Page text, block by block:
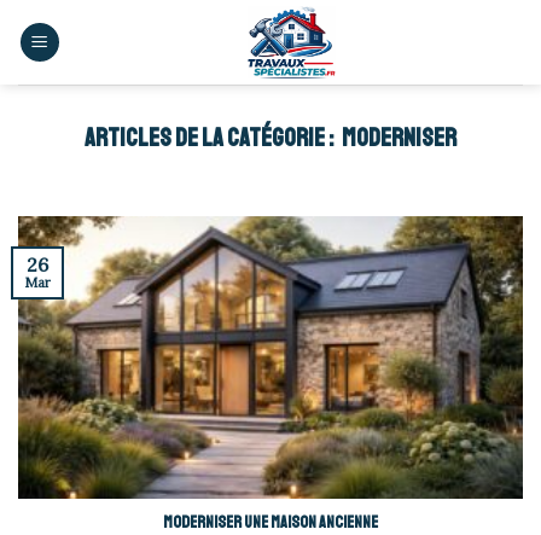
MODERNISER
Moderniser une maison ancienne
26
Mar